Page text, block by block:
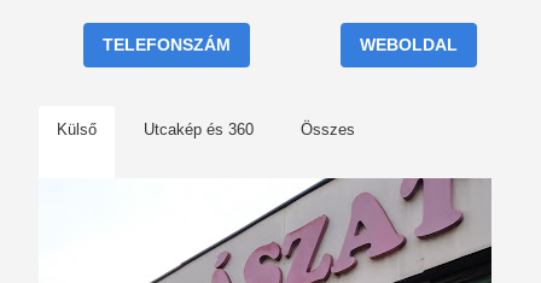
TELEFONSZÁM WEBOLDAL
Külső Utcakép és 360 Összes